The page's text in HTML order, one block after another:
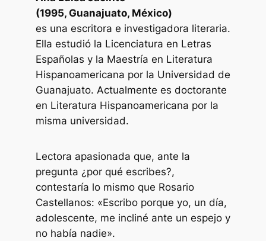
(1995, Guanajuato, México)
es una escritora e investigadora literaria.
Ella estudió la Licenciatura en Letras
Españolas y la Maestría en Literatura
Hispanoamericana por la Universidad de
Guanajuato. Actualmente es doctorante
en Literatura Hispanoamericana por la
misma universidad.
Lectora apasionada que, ante la
pregunta ¿por qué escribes?,
contestaría lo mismo que Rosario
Castellanos: «Escribo porque yo, un día,
adolescente, me incliné ante un espejo y
no había nadie».